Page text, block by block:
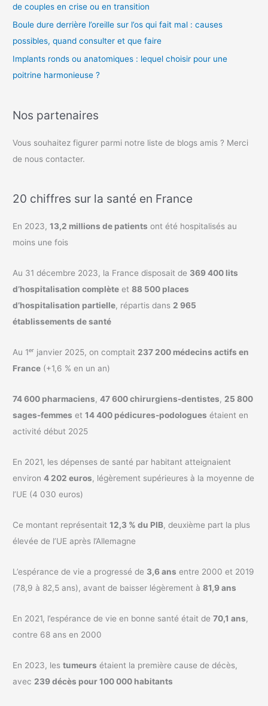
de couples en crise ou en transition
Boule dure derrière l’oreille sur l’os qui fait mal : causes
possibles, quand consulter et que faire
Implants ronds ou anatomiques : lequel choisir pour une
poitrine harmonieuse ?
Nos partenaires
Vous souhaitez figurer parmi notre liste de blogs amis ? Merci
de nous contacter.
20 chiffres sur la santé en France
En 2023,13,2 millions de patients ont été hospitalisés au
moins une fois
Au 31 décembre 2023, la France disposait de 369 400 lits
d’hospitalisation complète et88 500 places
d’hospitalisation partielle, répartis dans 2 965
établissements de santé
Au 1ᵉʳ janvier 2025, on comptait 237 200 médecins actifs en
France (+1,6 % en un an)
74 600 pharmaciens,47 600 chirurgiens-dentistes, 25 800
sages-femmes et14 400 pédicures-podologues étaient en
activité début 2025
En 2021, les dépenses de santé par habitant atteignaient
environ4 202 euros, légèrement supérieures à la moyenne de
l’UE (4 030 euros)
Ce montant représentait12,3 % du PIB, deuxième part la plus
élevée de l’UE après l’Allemagne
L’espérance de vie a progressé de 3,6 ans entre 2000 et 2019
(78,9 à 82,5 ans), avant de baisser légèrement à81,9 ans
En 2021, l’espérance de vie en bonne santé était de70,1 ans,
contre 68 ans en 2000
En 2023, lestumeurs étaient la première cause de décès,
avec 239 décès pour 100 000 habitants